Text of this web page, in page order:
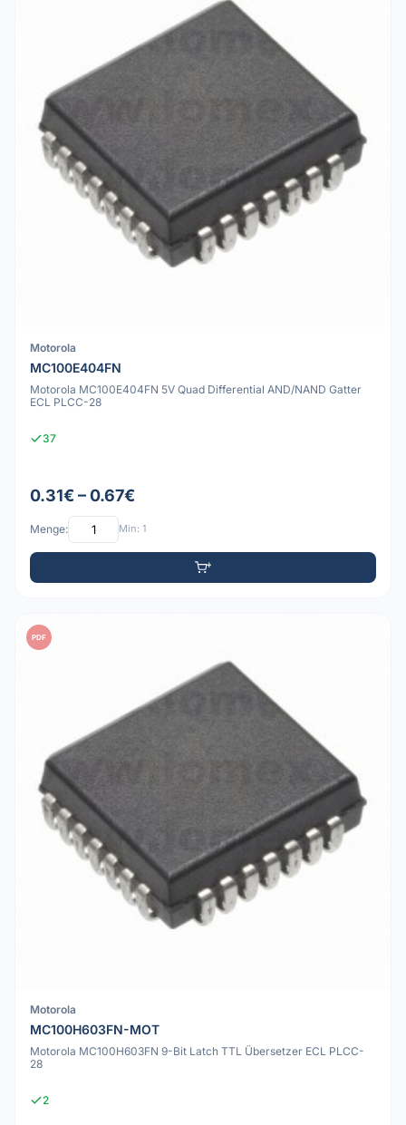
Motorola
MC100E404FN
Motorola MC100E404FN 5V Quad Differential AND/NAND Gatter
ECL PLCC-28
37
0.31€ – 0.67€
Menge: Min: 1
PDF
Motorola
MC100H603FN-MOT
Motorola MC100H603FN 9-Bit Latch TTL Übersetzer ECL PLCC-
28
2